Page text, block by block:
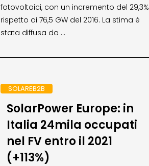
fotovoltaici, con un incremento del 29,3%
rispetto ai 76,5 GW del 2016. La stima è
stata diffusa da …
SOLAREB2B
SolarPower Europe: in
Italia 24mila occupati
nel FV entro il 2021
(+113%)